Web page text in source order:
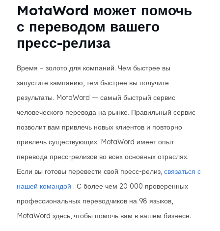
MotaWord может помочь
с переводом вашего
пресс-релиза
Время – золото для компаний. Чем быстрее вы
запустите кампанию, тем быстрее вы получите
результаты. MotaWord — самый быстрый сервис
человеческого перевода на рынке. Правильный сервис
позволит вам привлечь новых клиентов и повторно
привлечь существующих. MotaWord имеет опыт
перевода пресс-релизов во всех основных отраслях.
Если вы готовы перевести свой пресс-релиз, связаться с
нашей командой . С более чем 20 000 проверенных
профессиональных переводчиков на 98 языков,
MotaWord здесь, чтобы помочь вам в вашем бизнесе.